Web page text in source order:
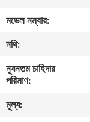
কারখানা
ভ্রমণ
মান
নিয়ন্ত্রণ
মডেল নম্বার:
নথি:
ন্যূনতম চাহিদার
পরিমাণ:
মূল্য: